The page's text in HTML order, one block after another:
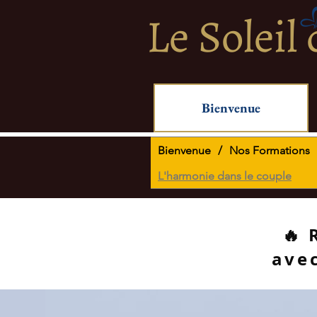
Le Soleil
Bienvenue
Bienvenue / Nos Formations
L'harmonie dans le couple
​🔥